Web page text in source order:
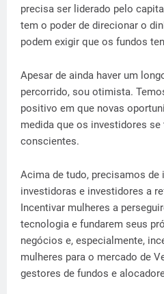
precisa ser liderado pelo
tem o poder de direcionar o
podem exigir que os fundos
Apesar de ainda haver um
percorrido, sou otimista.
positivo em que novas
medida que os investidores
conscientes.
Acima de tudo, precisamos de
investidoras e investidores a
Incentivar mulheres a
tecnologia e fundarem seus
negócios e, especialmente,
mulheres para o mercado de
gestores de fundos e